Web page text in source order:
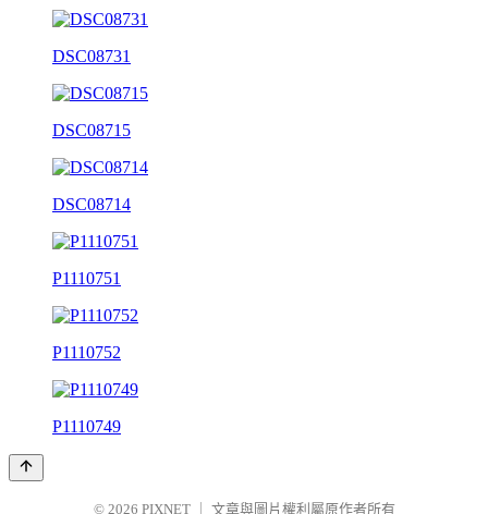
DSC08731
DSC08715
DSC08714
P1110751
P1110752
P1110749
© 2026 PIXNET 文章與圖片權利屬原作者所有